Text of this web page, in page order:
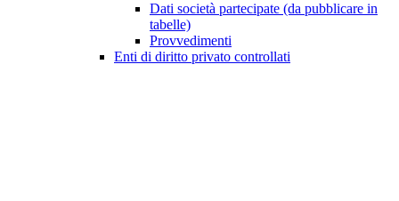
Dati società partecipate (da pubblicare in
tabelle)
Provvedimenti
Enti di diritto privato controllati